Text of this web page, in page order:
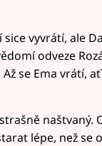
vyvrátí, ale
odveze
se Ema vrátí,
naštvaný.
lépe, než se